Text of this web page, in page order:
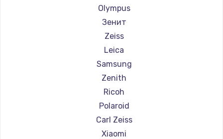
Olympus
Зенит
Zeiss
Leica
Samsung
Zenith
Ricoh
Polaroid
Carl Zeiss
Xiaomi